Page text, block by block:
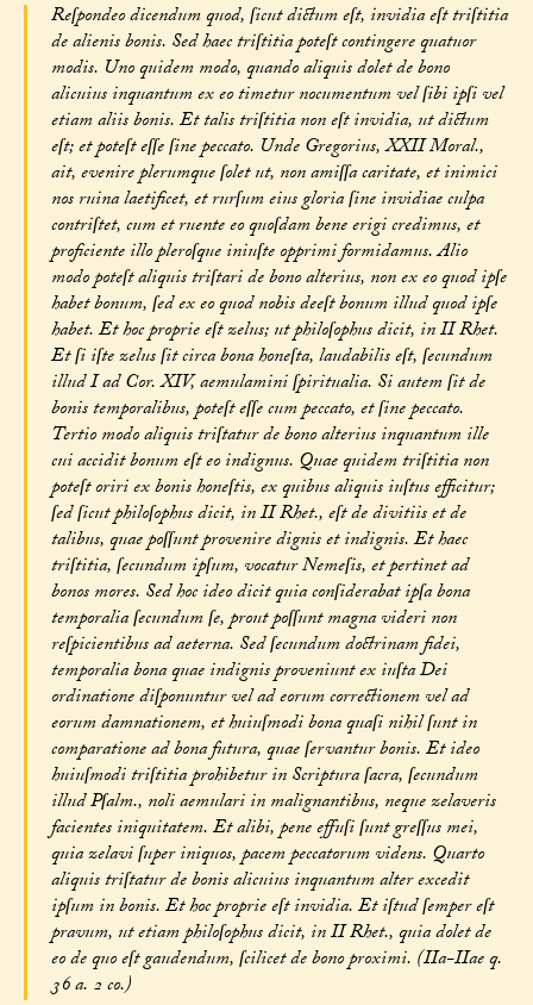
Reſpondeo dicendum quod, ſicut dictum eſt, invidia eſt triſtitia
de alienis bonis. Sed haec triſtitia poteſt contingere quatuor
modis. Uno quidem modo, quando aliquis dolet de bono
alicuius inquantum ex eo timetur nocumentum vel ſibi ipſi vel
etiam aliis bonis. Et talis triſtitia non eſt invidia, ut dictum
eſt; et poteſt eſſe ſine peccato. Unde Gregorius, XXII Moral.,
ait, evenire plerumque ſolet ut, non amiſſa caritate, et inimici
nos ruina laetificet, et rurſum eius gloria ſine invidiae culpa
contriſtet, cum et ruente eo quoſdam bene erigi credimus, et
proficiente illo pleroſque iniuſte opprimi formidamus. Alio
modo poteſt aliquis triſtari de bono alterius, non ex eo quod ipſe
habet bonum, ſed ex eo quod nobis deeſt bonum illud quod ipſe
habet. Et hoc proprie eſt zelus; ut philoſophus dicit, in II Rhet.
Et ſi iſte zelus ſit circa bona honeſta, laudabilis eſt, ſecundum
illud I ad Cor. XIV, aemulamini ſpiritualia. Si autem ſit de
bonis temporalibus, poteſt eſſe cum peccato, et ſine peccato.
Tertio modo aliquis triſtatur de bono alterius inquantum ille
cui accidit bonum eſt eo indignus. Quae quidem triſtitia non
poteſt oriri ex bonis honeſtis, ex quibus aliquis iuſtus efficitur;
ſed ſicut philoſophus dicit, in II Rhet., eſt de divitiis et de
talibus, quae poſſunt provenire dignis et indignis. Et haec
triſtitia, ſecundum ipſum, vocatur Nemeſis, et pertinet ad
bonos mores. Sed hoc ideo dicit quia conſiderabat ipſa bona
temporalia ſecundum ſe, prout poſſunt magna videri non
reſpicientibus ad aeterna. Sed ſecundum doctrinam fidei,
temporalia bona quae indignis proveniunt ex iuſta Dei
ordinatione diſponuntur vel ad eorum correctionem vel ad
eorum damnationem, et huiuſmodi bona quaſi nihil ſunt in
comparatione ad bona futura, quae ſervantur bonis. Et ideo
huiuſmodi triſtitia prohibetur in Scriptura ſacra, ſecundum
illud Pſalm., noli aemulari in malignantibus, neque zelaveris
facientes iniquitatem. Et alibi, pene effuſi ſunt greſſus mei,
quia zelavi ſuper iniquos, pacem peccatorum videns. Quarto
aliquis triſtatur de bonis alicuius inquantum alter excedit
ipſum in bonis. Et hoc proprie eſt invidia. Et iſtud ſemper eſt
pravum, ut etiam philoſophus dicit, in II Rhet., quia dolet de
eo de quo eſt gaudendum, ſcilicet de bono proximi. (IIa-IIae q.
36 a. 2 co.)